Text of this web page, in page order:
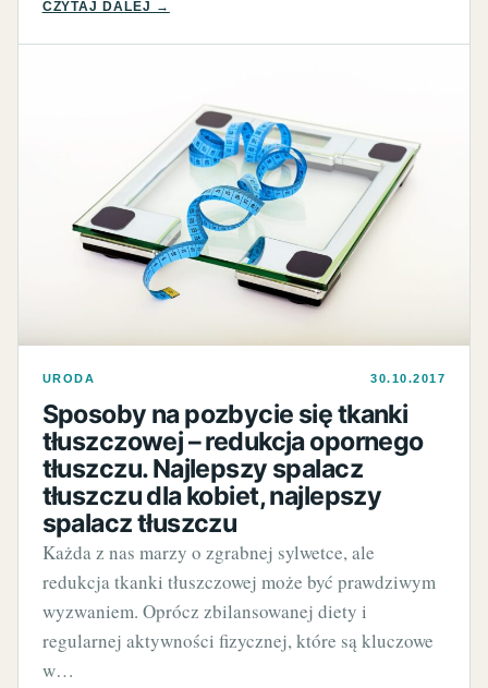
CZYTAJ DALEJ →
URODA 30.10.2017
Sposoby na pozbycie się tkanki
tłuszczowej – redukcja opornego
tłuszczu. Najlepszy spalacz
tłuszczu dla kobiet, najlepszy
spalacz tłuszczu
Każda z nas marzy o zgrabnej sylwetce, ale
redukcja tkanki tłuszczowej może być prawdziwym
wyzwaniem. Oprócz zbilansowanej diety i
regularnej aktywności fizycznej, które są kluczowe
w…